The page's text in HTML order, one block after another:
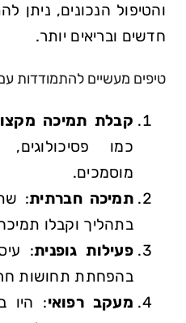
והטיפול הנכונים, ניתן
חדשים ובריאים יותר.
טיפים מעשיים להתמודדות
קבלת תמיכה
כמו פסיכולוגים,
מוסמכים.
תמיכה חברתית:
בתהליך וקבלו
פעילות גופנית:
בהפחתת תחושות
מעקב רפואי: היו